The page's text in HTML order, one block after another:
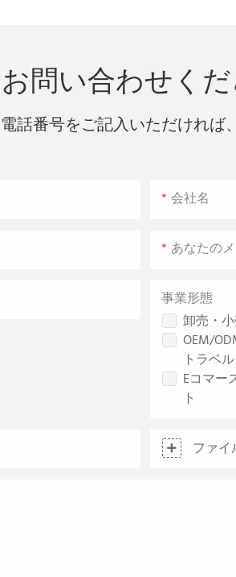
お問い合わせく
話番号をご記入いただければ
会社名
あなたの
卸売・
OEM/
トラベル
Eコマー
ト
事業形態
ファイ